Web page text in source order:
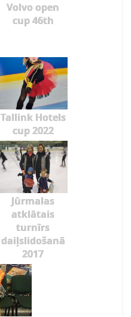
Volvo open
cup 46th
Tallink Hotels
cup 2022
Jūrmalas
atklātais
turnīrs
daiļslidošanā
2017